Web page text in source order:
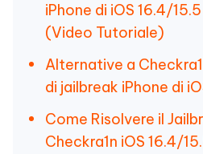
iPhone di iOS 16.4/
(Video Tutoriale)
Alternative a
di jailbreak iPhone di
Come Risolvere il
Checkra1n iOS 16.4/